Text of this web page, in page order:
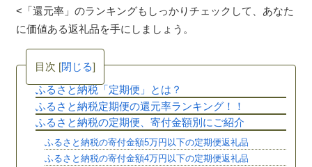
<「還元率」のランキングもしっかりチェックして、あなた
に価値ある返礼品を手にしましょう。
目次 [閉じる]
ふるさと納税「定期便」とは？
ふるさと納税定期便の還元率ランキング！！
ふるさと納税の定期便、寄付金額別にご紹介
ふるさと納税の寄付金額5万円以下の定期便返礼品
ふるさと納税の寄付金額4万円以下の定期便返礼品